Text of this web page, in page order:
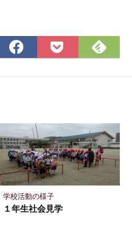
Facebook
ア
Pocket
Feedly
学校活動の様子
１年生社会見学